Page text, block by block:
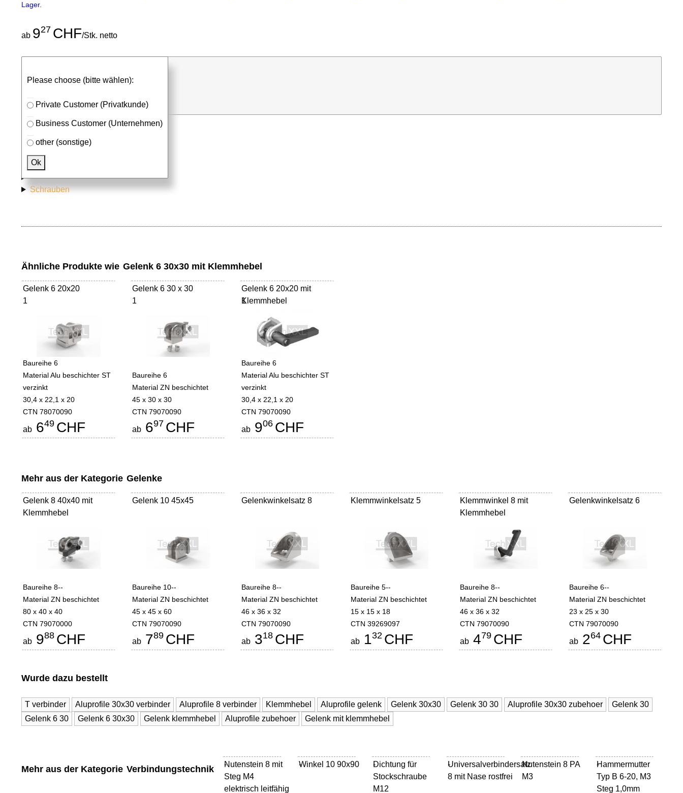
Lager.
ab 927 CHF/Stk. netto
Please choose (bitte wählen):
Private Customer (Privatkunde)
Business Customer (Unternehmen)
other (sonstige)
Ok
⮮
Stk. in Anfrageliste
Passendes Zubehör
Aluprofile
Nutensteine
Schrauben
Ähnliche Produkte wie Gelenk 6 30x30 mit Klemmhebel
Gelenk 6 20x20
1
Baureihe 6
Material Alu beschichter ST
verzinkt
30,4 x 22,1 x 20
CTN 78070090
ab 649 CHF
Gelenk 6 30 x 30
1
Baureihe 6
Material ZN beschichtet
45 x 30 x 30
CTN 79070090
ab 697 CHF
Gelenk 6 20x20 mit
Klemmhebel
1
Baureihe 6
Material Alu beschichter ST
verzinkt
30,4 x 22,1 x 20
CTN 79070090
ab 906 CHF
Mehr aus der Kategorie Gelenke
Gelenk 8 40x40 mit
Klemmhebel
Baureihe 8--
Material ZN beschichtet
80 x 40 x 40
CTN 79070000
ab 988 CHF
Gelenk 10 45x45
Baureihe 10--
Material ZN beschichtet
45 x 45 x 60
CTN 79070090
ab 789 CHF
Gelenkwinkelsatz 8
Baureihe 8--
Material ZN beschichtet
46 x 36 x 32
CTN 79070090
ab 318 CHF
Klemmwinkelsatz 5
Baureihe 5--
Material ZN beschichtet
15 x 15 x 18
CTN 39269097
ab 132 CHF
Klemmwinkel 8 mit
Klemmhebel
Baureihe 8--
Material ZN beschichtet
46 x 36 x 32
CTN 79070090
ab 479 CHF
Gelenkwinkelsatz 6
Baureihe 6--
Material ZN beschichtet
23 x 25 x 30
CTN 79070090
ab 264 CHF
Wurde dazu bestellt
T verbinder Aluprofile 30x30 verbinder Aluprofile 8 verbinder Klemmhebel Aluprofile gelenk Gelenk 30x30 Gelenk 30 30 Aluprofile 30x30 zubehoer
Gelenk 30
Gelenk 6 30
Gelenk 6 30x30 Gelenk klemmhebel Aluprofile zubehoer Gelenk mit klemmhebel
Mehr aus der Kategorie Verbindungstechnik
Nutenstein 8 mit
Steg M4
elektrisch leitfähig
- Winkel 10 90x90
-
Dichtung für
Stockschraube
M12
-
Universalverbindersatz
8 mit Nase rostfrei
-
Nutenstein 8 PA
M3
-
Hammermutter
Typ B 6-20, M3
Steg 1,0mm
-